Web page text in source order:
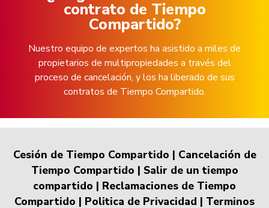
contrato de Tiempo
Compartido?
Nuestro equipo de expertos ha asistido a miles de
propietarios de multipropiedades a través del
proceso de cancelación, y los ha liberado de sus
contratos de Tiempo Compartido.
Cesión de Tiempo Compartido | Cancelación de
Tiempo Compartido | Salir de un tiempo
compartido | Reclamaciones de Tiempo
Compartido | Politica de Privacidad | Terminos